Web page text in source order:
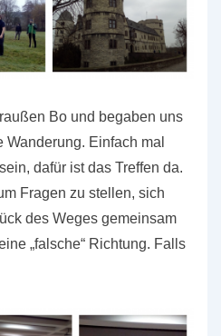
Bo und begaben uns
Einfach mal
dafür ist das Treffen da.
Fragen zu stellen, sich
des Weges gemeinsam
„falsche“ Richtung. Falls